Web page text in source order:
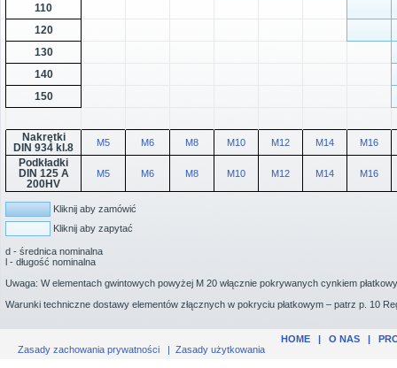
110
120
130
140
150
Nakrętki
DIN 934 kl.8
M5 M6 M8 M10 M12 M14 M16
Podkładki
DIN 125 A
200HV
M5 M6 M8 M10 M12 M14 M16
Kliknij aby zamówić
Kliknij aby zapytać
d - średnica nominalna
l - długość nominalna
Uwaga: W elementach gwintowych powyżej M 20 włącznie pokrywanych cynkiem
Warunki techniczne dostawy elementów złącznych w pokryciu płatkowym – patrz p. 10
HOME| O NAS|
Zasady zachowania prywatności | Zasady użytkowania